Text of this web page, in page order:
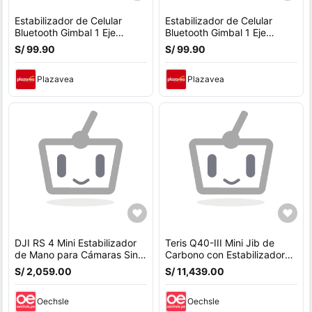
Estabilizador de Celular
Bluetooth Gimbal 1 Eje
Trípode Palo Selfie H5
S/ 99.90
Plazavea
Estabilizador de Celular
Bluetooth Gimbal 1 Eje
Trípode Palo Selfie H5
S/ 99.90
Plazavea
DJI RS 4 Mini Estabilizador
de Mano para Cámaras Sin
Espejo y Smartphones,
Carga de 4.4 l
S/ 2,059.00
Oechsle
Teris Q40-III Mini Jib de
Carbono con Estabilizador
Gimbal DJI RS 3 Pro -
Soporta Carga de
S/ 11,439.00
Oechsle